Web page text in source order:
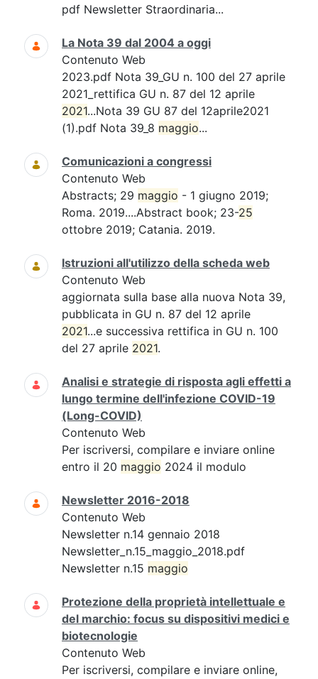
pdf Newsletter Straordinaria...
La Nota 39 dal 2004 a oggi
Contenuto Web
2023.pdf Nota 39_GU n. 100 del 27 aprile
2021_rettifica GU n. 87 del 12 aprile
2021...Nota 39 GU 87 del 12aprile2021
(1).pdf Nota 39_8 maggio...
Comunicazioni a congressi
Contenuto Web
Abstracts; 29 maggio - 1 giugno 2019;
Roma. 2019....Abstract book; 23-25
ottobre 2019; Catania. 2019.
Istruzioni all'utilizzo della scheda web
Contenuto Web
aggiornata sulla base alla nuova Nota 39,
pubblicata in GU n. 87 del 12 aprile
2021...e successiva rettifica in GU n. 100
del 27 aprile 2021.
Analisi e strategie di risposta agli effetti a
lungo termine dell'infezione COVID-19
(Long-COVID)
Contenuto Web
Per iscriversi, compilare e inviare online
entro il 20 maggio 2024 il modulo
Newsletter 2016-2018
Contenuto Web
Newsletter n.14 gennaio 2018
Newsletter_n.15_maggio_2018.pdf
Newsletter n.15 maggio
Protezione della proprietà intellettuale e
del marchio: focus su dispositivi medici e
biotecnologie
Contenuto Web
Per iscriversi, compilare e inviare online,